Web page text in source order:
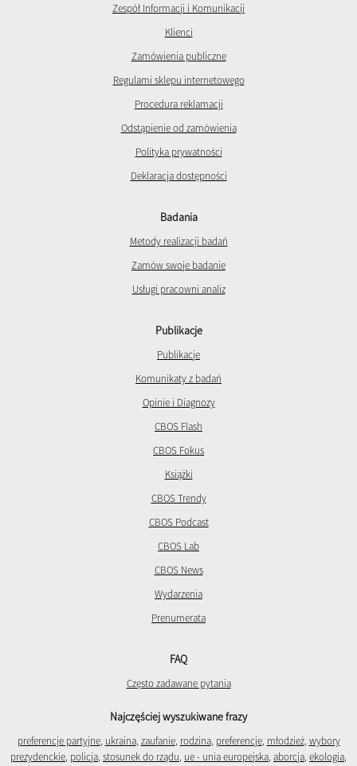
Zespół Informacji i Komunikacji
Klienci
Zamówienia publiczne
Regulami sklepu internetowego
Procedura reklamacji
Odstąpienie od zamówienia
Polityka prywatności
Deklaracja dostępności
Badania
Metody realizacji badań
Zamów swoje badanie
Usługi pracowni analiz
Publikacje
Publikacje
Komunikaty z badań
Opinie i Diagnozy
CBOS Flash
CBOS Fokus
Książki
CBOS Trendy
CBOS Podcast
CBOS Lab
CBOS News
Wydarzenia
Prenumerata
FAQ
Często zadawane pytania
Najczęściej wyszukiwane frazy
preferencje partyjne, ukraina, zaufanie, rodzina, preferencje, młodzież, wybory
prezydenckie, policja, stosunek do rządu, ue - unia europejska, aborcja, ekologia,